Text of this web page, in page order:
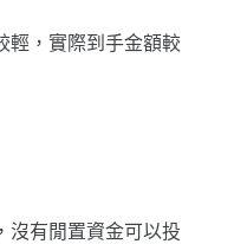
輕，實際到手金額較
沒有閒置資金可以投